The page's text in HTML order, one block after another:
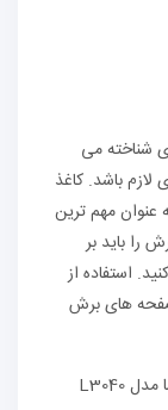
شناخته می‌
لازم باشد. کاغذ
عنوان مهم‌ ترین
باید بر
استفاده از
های برش